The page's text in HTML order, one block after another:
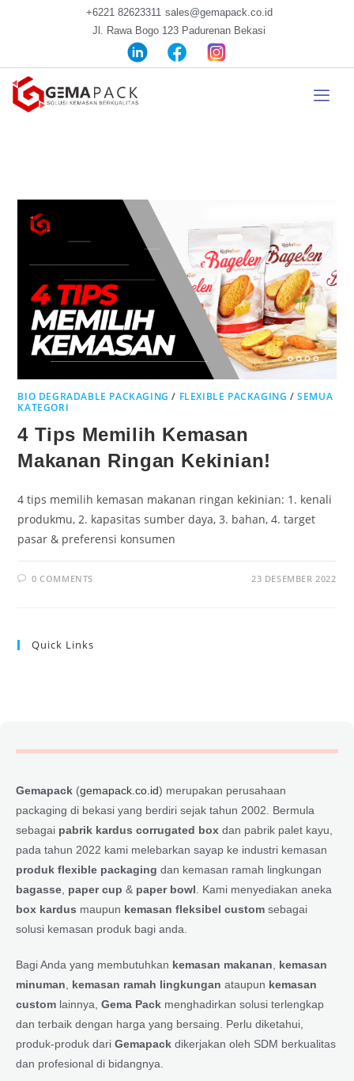
+6221 82623311 sales@gemapack.co.id
Jl. Rawa Bogo 123 Padurenan Bekasi
BIO DEGRADABLE PACKAGING / FLEXIBLE PACKAGING /SEMUA
KATEGORI
4 Tips Memilih Kemasan
Makanan Ringan Kekinian!
4 tips memilih kemasan makanan ringan kekinian: 1. kenali
produkmu, 2. kapasitas sumber daya, 3. bahan, 4. target
pasar & preferensi konsumen
0 COMMENTS 23 DESEMBER 2022
Quick Links
Gemapack (gemapack.co.id) merupakan perusahaan
packaging di bekasi yang berdiri sejak tahun 2002. Bermula
sebagai pabrik kardus corrugated box dan pabrik palet kayu,
pada tahun 2022 kami melebarkan sayap ke industri kemasan
produk flexible packaging dan kemasan ramah lingkungan
bagasse paper cup & paper bowl . Kami menyediakan aneka
box kardus maupun kemasan fleksibel custom sebagai
solusi kemasan produk bagi anda.
Bagi Anda yang membutuhkan kemasan makanan
kemasan
minuman
kemasan ramah lingkungan ataupun kemasan
custom lainnya, Gema Pack menghadirkan solusi terlengkap
dan terbaik dengan harga yang bersaing. Perlu diketahui,
produk-produk dari Gemapack dikerjakan oleh SDM berkualitas
dan profesional di bidangnya.